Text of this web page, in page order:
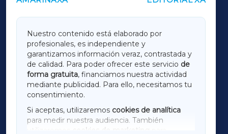
Nuestro contenido está elaborado por
profesionales, es independiente y
garantizamos información veraz, contrastada y
de calidad. Para poder ofrecer este servicio de
forma gratuita, financiamos nuestra actividad
mediante publicidad. Para ello, necesitamos tu
consentimiento.
Si aceptas, utilizaremos cookies de analítica
para medir nuestra audiencia. También
utilizaremos
cookies de marketing
LUGOXA
TERRACHAXA
AMARIÑAXA